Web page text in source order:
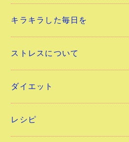
キラキラした毎日を
ストレスについて
ダイエット
レシピ